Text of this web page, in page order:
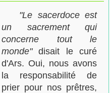
"Le sacerdoce est
un sacrement qui
concerne tout le
monde"disait le curé
d'Ars. Oui, nous avons
la responsabilité de
prier pour nos prêtres,